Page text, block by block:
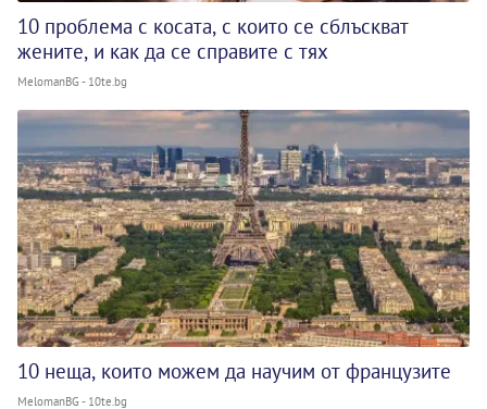
10 проблема с косата, с които се сблъскват
жените, и как да се справите с тях
MelomanBG - 10te.bg
10 неща, които можем да научим от французите
MelomanBG - 10te.bg